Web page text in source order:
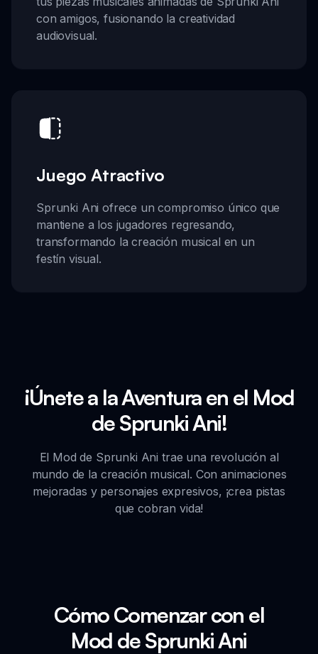
con amigos, fusionando la creatividad
audiovisual.
Juego Atractivo
Sprunki Ani ofrece un compromiso único que
mantiene a los jugadores regresando,
transformando la creación musical en un
festín visual.
¡Únete a la Aventura en el Mod
de Sprunki Ani!
El Mod de Sprunki Ani trae una revolución al
mundo de la creación musical. Con animaciones
mejoradas y personajes expresivos, ¡crea pistas
que cobran vida!
Cómo Comenzar con el
Mod de Sprunki Ani